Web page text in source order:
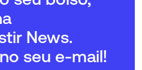
News.
seu e-mail!